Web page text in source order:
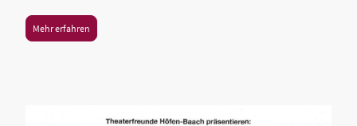
Mehr erfahren